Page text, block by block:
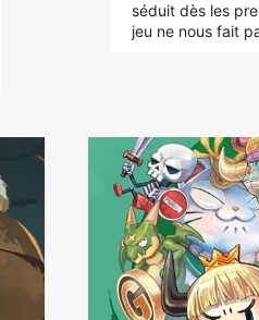
séduit dès les
jeu ne nous fait